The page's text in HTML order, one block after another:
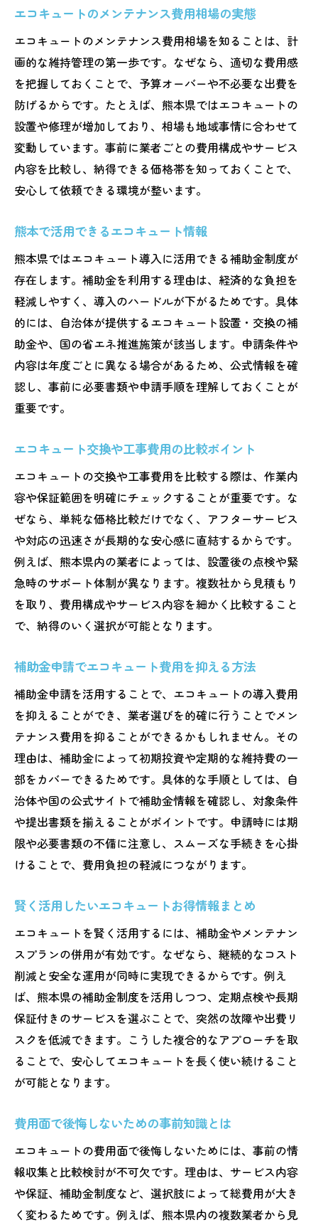
エコキュートのメンテナンス費用相場の実態
エコキュートのメンテナンス費用相場を知ることは、計
画的な維持管理の第一歩です。なぜなら、適切な費用感
を把握しておくことで、予算オーバーや不必要な出費を
防げるからです。たとえば、熊本県ではエコキュートの
設置や修理が増加しており、相場も地域事情に合わせて
変動しています。事前に業者ごとの費用構成やサービス
内容を比較し、納得できる価格帯を知っておくことで、
安心して依頼できる環境が整います。
熊本で活用できるエコキュート情報
熊本県ではエコキュート導入に活用できる補助金制度が
存在します。補助金を利用する理由は、経済的な負担を
軽減しやすく、導入のハードルが下がるためです。具体
的には、自治体が提供するエコキュート設置・交換の補
助金や、国の省エネ推進施策が該当します。申請条件や
内容は年度ごとに異なる場合があるため、公式情報を確
認し、事前に必要書類や申請手順を理解しておくことが
重要です。
エコキュート交換や工事費用の比較ポイント
エコキュートの交換や工事費用を比較する際は、作業内
容や保証範囲を明確にチェックすることが重要です。な
ぜなら、単純な価格比較だけでなく、アフターサービス
や対応の迅速さが長期的な安心感に直結するからです。
例えば、熊本県内の業者によっては、設置後の点検や緊
急時のサポート体制が異なります。複数社から見積もり
を取り、費用構成やサービス内容を細かく比較すること
で、納得のいく選択が可能となります。
補助金申請でエコキュート費用を抑える方法
補助金申請を活用することで、エコキュートの導入費用
を抑えることができ、業者選びを的確に行うことでメン
テナンス費用を抑ることができるかもしれません。その
理由は、補助金によって初期投資や定期的な維持費の一
部をカバーできるためです。具体的な手順としては、自
治体や国の公式サイトで補助金情報を確認し、対象条件
や提出書類を揃えることがポイントです。申請時には期
限や必要書類の不備に注意し、スムーズな手続きを心掛
けることで、費用負担の軽減につながります。
賢く活用したいエコキュートお得情報まとめ
エコキュートを賢く活用するには、補助金やメンテナン
スプランの併用が有効です。なぜなら、継続的なコスト
削減と安全な運用が同時に実現できるからです。例え
ば、熊本県の補助金制度を活用しつつ、定期点検や長期
保証付きのサービスを選ぶことで、突然の故障や出費リ
スクを低減できます。こうした複合的なアプローチを取
ることで、安心してエコキュートを長く使い続けること
が可能となります。
費用面で後悔しないための事前知識とは
エコキュートの費用面で後悔しないためには、事前の情
報収集と比較検討が不可欠です。理由は、サービス内容
や保証、補助金制度など、選択肢によって総費用が大き
く変わるためです。例えば、熊本県内の複数業者から見